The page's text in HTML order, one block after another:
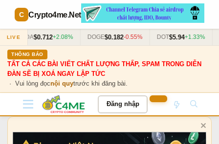
Crypto4me.Net
LIVE
ADA $0.712+2.08% DOGE$0.182-0.55% DOT$5.94+1.33%
THÔNG BÁO
TẤT CẢ CÁC BÀI VIẾT CHẤT LƯỢNG THẤP, SPAM TRONG DIỄN
ĐÀN SẼ BỊ XOÁ NGAY LẬP TỨC
· Vui lòng đọcnội quytrước khi đăng bài.
Đăng nhập